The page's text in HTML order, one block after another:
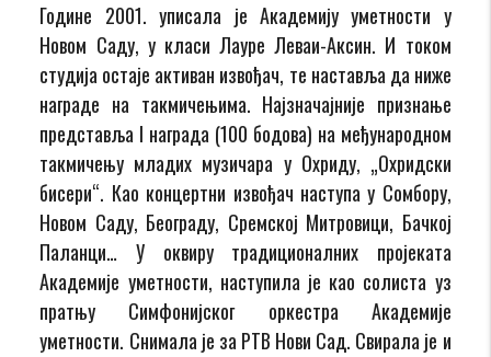
Године 2001. уписала је Академију уметности у
Новом Саду, у класи Лауре Леваи-Аксин. И током
студија остаје активан извођач, те наставља да ниже
награде на такмичењима. Најзначајније признање
представља I награда (100 бодова) на међународном
такмичењу младих музичара у Охриду, „Охридски
бисери“. Као концертни извођач наступа у Сомбору,
Новом Саду, Београду, Сремској Митровици, Бачкој
Паланци… У оквиру традиционалних пројеката
Академије уметности, наступила је као солиста уз
пратњу Симфонијског оркестра Академије
уметности. Снимала је за РТВ Нови Сад. Свирала је и